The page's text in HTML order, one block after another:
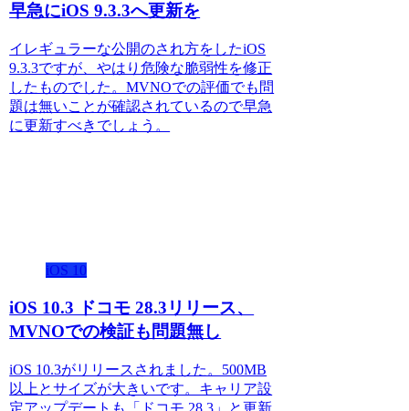
早急にiOS 9.3.3へ更新を
イレギュラーな公開のされ方をしたiOS
9.3.3ですが、やはり危険な脆弱性を修正
したものでした。MVNOでの評価でも問
題は無いことが確認されているので早急
に更新すべきでしょう。
iOS 10
iOS 10.3 ドコモ 28.3リリース、
MVNOでの検証も問題無し
iOS 10.3がリリースされました。500MB
以上とサイズが大きいです。キャリア設
定アップデートも「ドコモ 28.3」と更新